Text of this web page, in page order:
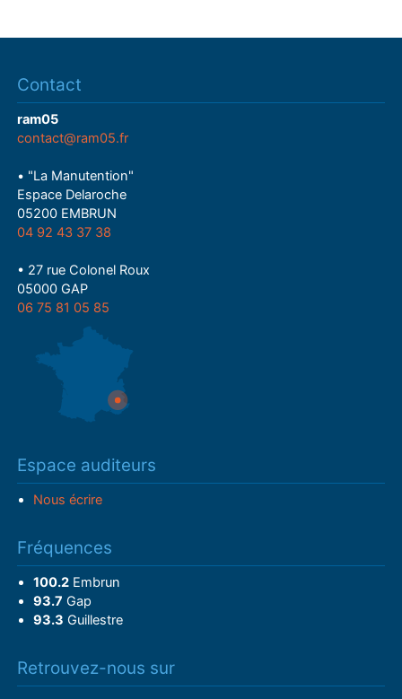
Contact
ram05
contact@ram05.fr
• "La Manutention"
Espace Delaroche
05200 EMBRUN
04 92 43 37 38
• 27 rue Colonel Roux
05000 GAP
06 75 81 05 85
Espace auditeurs
Nous écrire
Fréquences
100.2Embrun
93.7 Gap
93.3 Guillestre
Retrouvez-nous sur